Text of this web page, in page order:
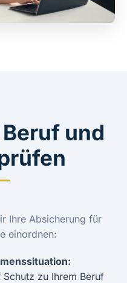
und
Ihre Absicherung für
einordnen:
zu Ihrem Beruf